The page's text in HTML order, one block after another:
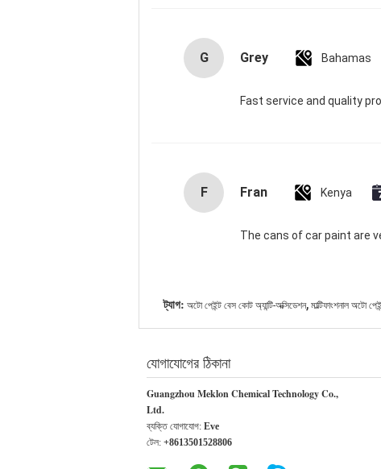
G Grey Bahamas
Fast service and quality
F Fran Kenya
The cans of car paint are
ট্যাগ: অটো পেইন্ট বেস কোট অ্যান্টি-অক্সিডেশন, মাল্টিফাংশনাল অটো
যোগাযোগের ঠিকানা
Guangzhou Meklon Chemical Technology Co.,
Ltd.
ব্যক্তি যোগাযোগ: Eve
টেল: +8613501528806